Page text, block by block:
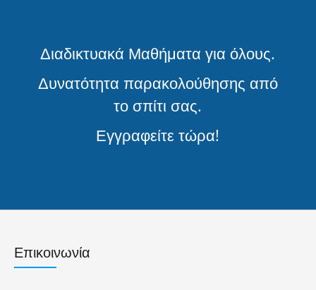
Διαδικτυακά Μαθήματα για όλους.
Δυνατότητα παρακολούθησης από
το σπίτι σας.
Εγγραφείτε τώρα!
Επικοινωνία